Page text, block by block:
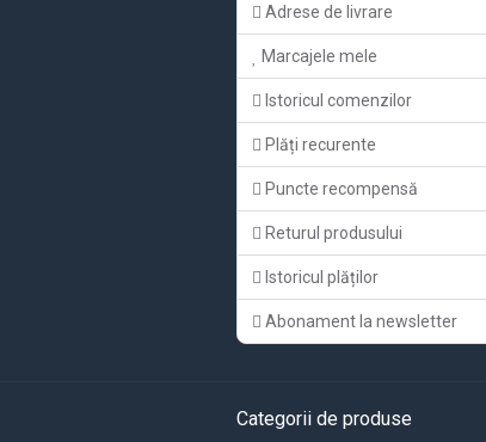
Adrese de livrare
Marcajele mele
Istoricul comenzilor
Plăți recurente
Puncte recompensă
Returul produsului
Istoricul plăților
Abonament la newsletter
Categorii de produse